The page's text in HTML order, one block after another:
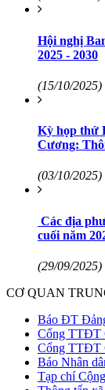
Hội nghị
2025 - 2030
(15/10/2025)
Kỳ họp thứ
Cương:
(03/10/2025)
Các địa
cuối năm
(29/09/2025)
CƠ QUAN
Báo ĐT
Cổng TTĐT
Cổng TTĐT
Báo Nhân
Tạp chí